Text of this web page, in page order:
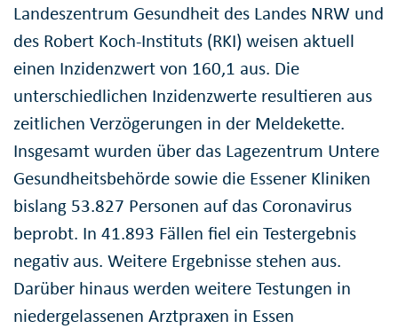
Landeszentrum Gesundheit des Landes NRW und
des Robert Koch-Instituts (RKI) weisen aktuell
einen Inzidenzwert von 160,1 aus. Die
unterschiedlichen Inzidenzwerte resultieren aus
zeitlichen Verzögerungen in der Meldekette.
Insgesamt wurden über das Lagezentrum Untere
Gesundheitsbehörde sowie die Essener Kliniken
bislang 53.827 Personen auf das Coronavirus
beprobt. In 41.893 Fällen fiel ein Testergebnis
negativ aus. Weitere Ergebnisse stehen aus.
Darüber hinaus werden weitere Testungen in
niedergelassenen Arztpraxen in Essen